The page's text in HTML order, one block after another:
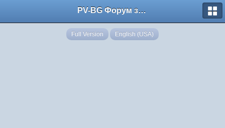
PV-BG Форум за електронни цигари
Full Version English (USA)